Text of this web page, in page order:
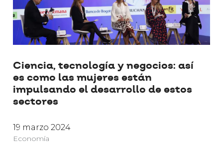
Ciencia, tecnología y negocios: así
es como las mujeres están
impulsando el desarrollo de estos
sectores
19 marzo 2024
Economía